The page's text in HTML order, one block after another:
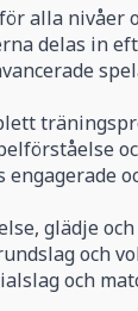
alla nivåer
delas in
engagerade
glädje
och
och